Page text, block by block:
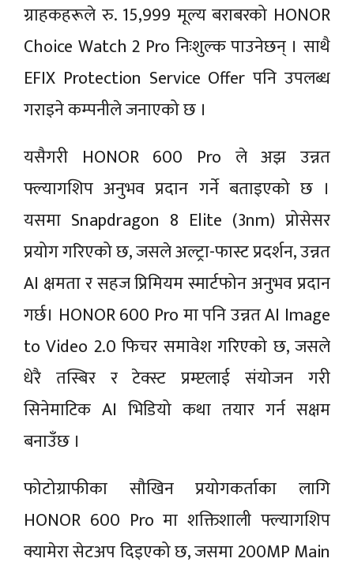
ग्राहकहरूले रु. 15,999 मूल्य बराबरको HONOR
Choice Watch 2 Pro निःशुल्क पाउनेछन् । साथै
EFIX Protection Service Offer पनि उपलब्ध
गराइने कम्पनीले जनाएको छ ।
यसैगरी HONOR 600 Pro ले अझ उन्नत
फ्ल्यागशिप अनुभव प्रदान गर्ने बताइएको छ ।
यसमा Snapdragon 8 Elite (3nm) प्रोसेसर
प्रयोग गरिएको छ, जसले अल्ट्रा-फास्ट प्रदर्शन, उन्नत
AI क्षमता र सहज प्रिमियम स्मार्टफोन अनुभव प्रदान
गर्छ। HONOR 600 Pro मा पनि उन्नत AI Image
to Video 2.0 फिचर समावेश गरिएको छ, जसले
धेरै तस्बिर र टेक्स्ट प्रम्प्टलाई संयोजन गरी
सिनेमाटिक AI भिडियो कथा तयार गर्न सक्षम
बनाउँछ ।
फोटोग्राफीका सौखिन प्रयोगकर्ताका लागि
HONOR 600 Pro मा शक्तिशाली फ्ल्यागशिप
क्यामेरा सेटअप दिइएको छ, जसमा 200MP Main